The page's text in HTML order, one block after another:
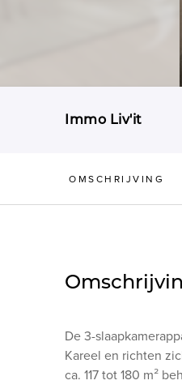
Immo Liv'it
OMSCHRIJVING
De 3-
Kareel en richten
ca. 117 tot 180 m²